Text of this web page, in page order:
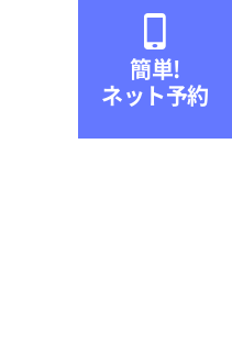
簡単!
ネット予約